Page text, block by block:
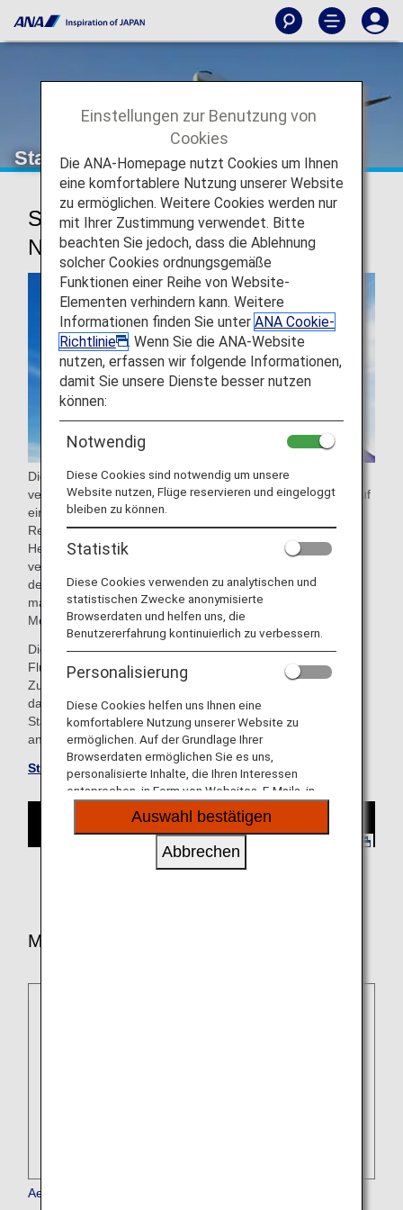
Star Alliance
Star Alliance, das weltweit größte
Netzwerk von Fluggesellschaften
Die Star Alliance wurde 1997 als erste internationale Allianz
verschiedener Fluggesellschaften gegründet und basiert auf
einem Leistungsversprechen für Kunden: globale
Reichweite, weltweite Anerkennung und nahtloser Service.
Heute wird die Star Alliance von der Vision einer mühelos
vernetzten Welt geleitet. Sie verbessert das Reiseerlebnis
der Kunden und stärkt deren Bindung durch
maßgeschneiderte Lösungen, die die individuellen
Möglichkeiten der Mitgliedsfluggesellschaften erweitern.
Die Star Alliance vereint 26 der weltweit führenden
Fluggesellschaften und bietet Reisenden einen nahtlosen
Zugang zu über 1.150 Flughäfen in 190 Ländern – und
damit 90 % der Welt. Weitere Anschlussflüge werden vom
Star Alliance Connecting Partner Juneyao Airlines
angeboten.
Star Alliance-Website besuchen
Mitglieder der Star Alliance
Aegean Airlines
Einstellungen zur Benutzung von
Cookies
Die ANA-Homepage nutzt Cookies um Ihnen
eine komfortablere Nutzung unserer Website
zu ermöglichen. Weitere Cookies werden nur
mit Ihrer Zustimmung verwendet. Bitte
beachten Sie jedoch, dass die Ablehnung
solcher Cookies ordnungsgemäße
Funktionen einer Reihe von Website-
Elementen verhindern kann. Weitere
Informationen finden Sie unter ANA Cookie-
Richtlinie
. Wenn Sie die ANA-Website
nutzen, erfassen wir folgende Informationen,
damit Sie unsere Dienste besser nutzen
können:
Notwendig
Diese Cookies sind notwendig um unsere
Website nutzen, Flüge reservieren und eingeloggt
bleiben zu können.
Statistik
Diese Cookies verwenden zu analytischen und
statistischen Zwecke anonymisierte
Browserdaten und helfen uns, die
Benutzererfahrung kontinuierlich zu verbessern.
Personalisierung
Diese Cookies helfen uns Ihnen eine
komfortablere Nutzung unserer Website zu
ermöglichen. Auf der Grundlage Ihrer
Browserdaten ermöglichen Sie es uns,
personalisierte Inhalte, die Ihren Interessen
entsprechen, in Form von Websites, E-Mails, in
sozialen Medien und Werbung anzubieten.
Auswahl bestätigen
Abbrechen